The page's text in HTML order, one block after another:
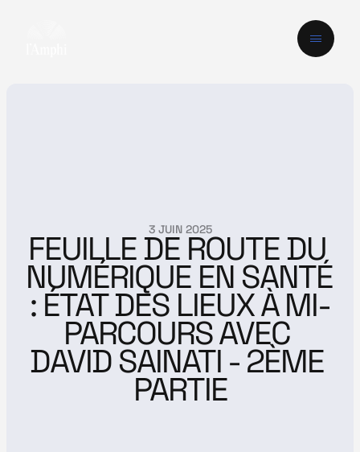
3 JUIN 2025
FEUILLE DE ROUTE DU
NUMÉRIQUE EN SANTÉ
: ÉTAT DES LIEUX À MI-
PARCOURS AVEC
DAVID SAINATI - 2ÈME
PARTIE